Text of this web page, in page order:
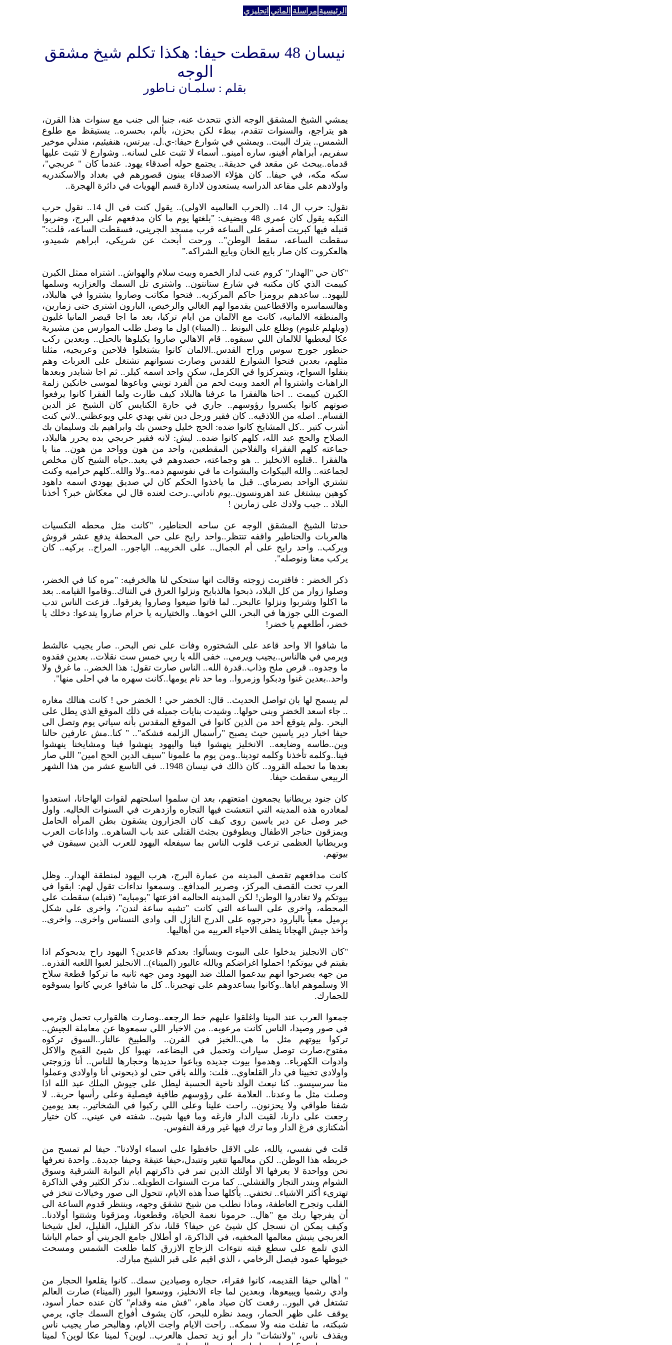
انجليزي الماني مراسلة الرئيسية
نيسان 48 سقطت حيفا: هكذا تكلم شيخ مشقق
الوجه
بقلم : سلمـان نـاطور
يمشي الشيخ المشقق الوجه الذي نتحدث عنه، جنبا الى جنب مع سنوات هذا القرن،
هو يتراجع، والسنوات تتقدم، ببطء لكن بحزن، بألم، بحسره.. يستيقظ مع طلوع
الشمس.. يترك البيت.. ويمشي في شوارع حيفا:-ي.ل. بيرتس، هنفيئيم، مندلي موخير
سفريم، أبراهام أفينو، ساره أمينو.. أسماء لا تثبت على لسانه.. وشوارع لا تثبت عليها
قدماه..يبحث عن مقعد في حديقة.. يجتمع حوله أصدقاء يهود. عندما كان " عربجي"،
سكه مكه، في حيفا.. كان هؤلاء الاصدقاء يبنون قصورهم في بغداد والاسكندريه
واولادهم على مقاعد الدراسه يستعدون لادارة قسم الهويات في دائرة الهجرة..
نقول: حرب ال 14.. (الحرب العالميه الاولى).. يقول كنت في ال 14.. نقول حرب
النكبه يقول كان عمري 48 ويضيف: "بلغتها يوم ما كان مدفعهم على البرج، وضربوا
قنبله فيها كبريت أصفر على الساعه قرب مسجد الجريني، فسقطت الساعه، قلت:"
سقطت الساعه، سقط الوطن".. ورحت أبحث عن شريكي، ابراهم شميدو،
هالعكروت كان صار بايع الخان وبايع الشراكه."
"كان حي "الهدار" كروم عنب لدار الخمره وبيت سلام والهواش.. اشتراه ممثل الكيرن
كييمت الذي كان مكتبه في شارع ستانتون.. واشترى تل السمك والعزازيه وسلمها
لليهود.. ساعدهم برومزا حاكم المركزيه.. فتحوا مكاتب وصاروا يشتروا في هالبلاد،
وهالسماسره والاقطاعيين يقدموا لهم الغالي والرخيص، البارون اشترى حتى زمارين،
والمنطقه الالمانيه، كانت مع الالمان من ايام تركيا، بعد ما اجا قيصر المانيا غليون
(ويلهلم غليوم) وطلع على البونط .. (الميناء) اول ما وصل طلب الموارس من مشيرية
عكا ليعطيها للالمان اللي سبقوه.. قام الاهالي صاروا يكيلوها بالحبل.. وبعدين ركب
حنطور جورج سوس وراح القدس..الالمان كانوا يشتغلوا فلاحين وعربجيه، مثلنا
مثلهم، بعدين فتحوا الشوارع للقدس وصارت نسوانهم تشتغل على العربات وهم
ينقلوا السواح، ويتمركزوا في الكرمل، سكن واحد اسمه كيلر.. ثم اجا شنايدر وبعدها
الراهبات واشتروا أم العمد وبيت لحم من ألفرد تويني وباعوها لموسى خانكين زلمة
الكيرن كييمت .. احنا هالفقرا ما عرفنا هالبلاد كيف طارت ولما الفقرا كانوا يرفعوا
صوتهم كانوا يكسروا رؤوسهم.. جاري في حارة الكنايس كان الشيخ عز الدين
القسام.. اصله من اللاذقيه.. كان فقير ورجل دين تقي يهدي علي ويوعظني..لاني كنت
أشرب كتير ..كل المشايخ كانوا ضده: الحج خليل وحسن بك وابراهيم بك وسليمان بك
الصلاح والحج عبد الله، كلهم كانوا ضده.. ليش: لانه فقير حربجي بده يحرر هالبلاد،
جماعته كلهم الفقراء والفلاحين المقطعين، واحد من هون وواحد من هون.. منا يا
هالفقرا ..قتلوه الانخليز .. هو وجماعته، حصدوهم في يعبد..حياه الشيخ كان مخلص
لجماعته.. والله البيكوات والبشوات ما في نفوسهم ذمه..ولا والله..كلهم حراميه وكنت
تشتري الواحد بصرماي.. قبل ما ياخذوا الحكم كان لي صديق يهودي اسمه داهود
كوهين بيشتغل عند اهرونسون..يوم ناداني..رحت لعنده قال لي معكاش خبر؟ أخذنا
البلاد .. جيب ولادك على زمارين !
حدثنا الشيخ المشقق الوجه عن ساحه الحناطير، "كانت مثل محطه التكسيات
هالعربات والحناطير واقفه تنتظر..واحد رايح على حي المحطة يدفع عشر قروش
ويركب.. واحد رايح على أم الجمال.. على الخربيه.. الياجور.. المراح.. بركيه.. كان
يركب معنا ونوصله".
ذكر الخضر : فاقتربت زوجته وقالت انها ستحكي لنا هالخرفيه: "مره كنا في الخضر،
وصلوا زوار من كل البلاد، ذبحوا هالذبايح ونزلوا العرق في التناك..وقاموا القيامه.. بعد
ما اكلوا وشربوا ونزلوا عالبحر.. لما فاتوا ضيعوا وصاروا يغرقوا.. فزعت الناس تدب
الصوت اللي جوزها في البحر، اللي اخوها.. والختياريه يا حرام صاروا يتدعوا: دخلك يا
خضر، أطلعهم يا خضر!
ما شافوا الا واحد قاعد على الشختوره وفات على نص البحر.. صار يجيب عالشط
ويرمي في هالناس..يجيب ويرمي.. خفى الله يا ربي خمس ست نقلات.. بعدين فقدوه
ما وجدوه.. قرص ملح وذاب..قدرة الله.. الناس صارت تقول: هذا الخضر.. ما غرق ولا
واحد..بعدين غنوا ودبكوا وزمروا.. وما حد نام يومها..كانت سهره ما في احلى منها".
لم يسمح لها بان تواصل الحديث.. قال: الخضر حي ! الخضر حي ! كانت هنالك مغاره
.. جاء اسعد الخضر وبنى حولها.. وشيدت بنايات جميله في ذلك الموقع الذي يطل على
البحر. .ولم يتوقع أحد من الذين كانوا في الموقع المقدس بأنه سياتي يوم وتصل الى
حيفا اخبار دير ياسين حيث يصبح "رأسمال الزلمه فشكه".. " كنا..مش عارفين حالنا
وين..طاسه وضايعه.. الانخليز ينهشوا فينا واليهود ينهشوا فينا ومشايخنا ينهشوا
فينا..وكلمه تأخذنا وكلمه تودينا..ومن يوم ما علمونا "سيف الدين الحج امين" اللي صار
بعدها ما تحمله القرود.. كان ذالك في نيسان 1948.. في التاسع عشر من هذا الشهر
الربيعي سقطت حيفا.
كان جنود بريطانيا يجمعون امتعتهم، بعد ان سلموا اسلحتهم لقوات الهاجانا، استعدوا
لمغادره هذه المدينه التي انتعشت فيها التجاره وازدهرت في السنوات الخاليه. واول
خبر وصل عن دير ياسين روى كيف كان الجزارون يشقون بطن المرأه الحامل
ويمزقون حناجر الاطفال ويطوفون بجثث القتلى عند باب الساهره.. واذاعات العرب
وبريطانيا العظمى ترعب قلوب الناس بما سيفعله اليهود للعرب الذين سيبقون في
بيوتهم.
كانت مدافعهم تقصف المدينه من عمارة البرج، هرب اليهود لمنطقة الهدار.. وظل
العرب تحت القصف المركز، وصرير المدافع.. وسمعوا نداءات تقول لهم: ابقوا في
بيوتكم ولا تغادروا الوطن! لكن المدينه الحالمه افزعتها "بومبايه" (قنبله) سقطت على
المحطه، واخرى على الساعه التي كانت "تشبه ساعة لندن"، واخرى على شكل
برميل معبأ بالبارود دحرجوه على الدرج النازل الى وادي النسناس واخرى.. واخرى..
وأخذ جيش الهجانا ينظف الاحياء العربيه من أهاليها.
"كان الانجليز يدخلوا على البيوت ويسألوا: بعدكم قاعدين؟ اليهود راح يدبحوكم اذا
بقيتم في بيوتكم! احملوا اغراضكم ويالله عالبور (الميناء).. الانجليز لعبوا اللعبه القذره..
من جهه يصرحوا انهم بيدعموا الملك ضد اليهود ومن جهه ثانيه ما تركوا قطعة سلاح
الا وسلموهم اياها..وكانوا يساعدوهم على تهجيرنا.. كل ما شافوا عربي كانوا يسوقوه
للجمارك.
جمعوا العرب عند المينا واغلقوا عليهم خط الرجعه..وصارت هالقوارب تحمل وترمي
في صور وصيدا، الناس كانت مرعوبه.. من الاخبار اللي سمعوها عن معاملة الجيش..
تركوا بيوتهم مثل ما هي..الخبز في الفرن.. والطبيخ عالنار..السوق تركوه
مفتوح،صارت توصل سيارات وتحمل في البضاعه، نهبوا كل شيئ القمح والاكل
وادوات الكهرباء.. وهدموا بيوت جديده وباعوا حديدها وحجارها للناس.. أنا وزوجتي
واولادي تخبينا في دار القلعاوي.. قلت: والله باقي حتى لو ذبحوني أنا واولادي وعملوا
منا سرسيسو.. كنا نبعث الولد ناحية الحسبة ليطل على جيوش الملك عبد الله اذا
وصلت مثل ما وعدنا.. العلامة على رؤوسهم طاقية فيصلية وعلى رأسها حربة.. لا
شفنا طواقي ولا يحزنون.. راحت علينا وعلى اللي ركبوا في الشخاتير.. بعد يومين
رجعت على دارنا، لقيت الدار فارغه وما فيها شيئ.. شفته في عيني.. كان ختيار
أشكنازي فرغ الدار وما ترك فيها غير ورقة النفوس.
قلت في نفسي، يالله، على الاقل حافظوا على اسماء اولادنا". حيفا لم تمسح من
خريطه هذا الوطن.. لكن معالمها تتغير وتتبدل،حيفا عتيقة وحيفا جديدة.. واحدة نعرفها
نحن وواحدة لا يعرفها الا أولئك الذين تمر في ذاكرتهم ايام البوابة الشرقية وسوق
الشوام وبندر التجار والقشلي.. كما مرت السنوات الطويله.. نذكر الكثير وفي الذاكرة
تهترىء أكثر الاشياء.. تختفي.. يأكلها صدأ هذه الايام، تتحول الى صور وخيالات تنخز في
القلب وتجرح العاطفة، وماذا نطلب من شيخ تشقق وجهه، وينتظر قدوم الساعة الى
أن يفرجها ربك مع "هال.. حرمونا نعمة الحياة، وقطعونا، ومزقونا وشتتوا أولادنا..
وكيف يمكن ان نسجل كل شيئ عن حيفا؟ قلنا، نذكر القليل، القليل، لعل شيخنا
العربجي ينبش معالمها المخفيه، في الذاكرة، او أطلال جامع الجريني أو حمام الباشا
الذي تلمع على سطع قبته نتوءات الزجاج الازرق كلما طلعت الشمس ومسحت
خيوطها عمود فيصل الرخامي ، الذي اقيم على قبر الشيخ مبارك.
" أهالي حيفا القديمه، كانوا فقراء، حجاره وصيادين سمك.. كانوا يقلعوا الحجار من
وادي رشميا ويبيعوها، وبعدين لما جاء الانخليز، ووسعوا البور (الميناء) صارت العالم
تشتغل في البور.. رفعت كان صياد ماهر، "فش منه وقدام" كان عنده حمار أسود،
يوقف على ظهر الحمار، ويمد نظره للبحر، كان يشوف أفواج السمك جاي، يرمي
شبكته، ما تفلت منه ولا سمكه.. راحت الايام واجت الايام، وهالبحر صار يجيب ناس
ويقذف ناس، "ولانشات" دار أبو زيد تحمل هالعرب.. لوين؟ لمينا عكا لوين؟ لمينا